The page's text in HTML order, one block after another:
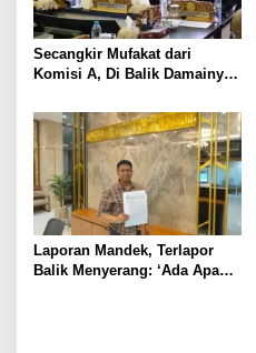
Secangkir Mufakat dari
Komisi A, Di Balik Damainya
Bethany
Laporan Mandek, Terlapor
Balik Menyerang: ‘Ada Apa